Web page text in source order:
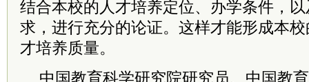
结合本校的人才培养定位、办学条件，
求，进行充分的论证。这样才能形成本
才培养质量。
中国教育科学研究院研究员、中国教